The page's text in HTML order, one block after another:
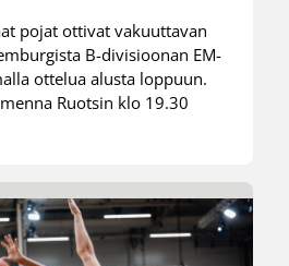
pojat ottivat vakuuttavan
B-divisioonan EM-
ottelua alusta loppuun.
Ruotsin klo 19.30